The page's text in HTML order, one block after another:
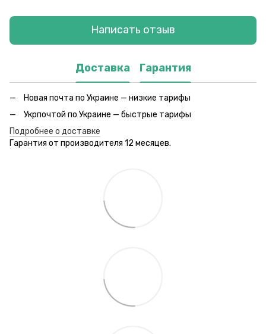
Написать отзыв
Доставка Гарантия
Новая почта по Украине — низкие тарифы
Укрпочтой по Украине — быстрые тарифы
Подробнее о доставке
Гарантия от производителя 12 месяцев.